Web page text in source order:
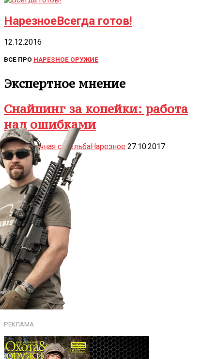
НарезноеВсегда готов!
12.12.2016
ВСЕ ПРО НАРЕЗНОЕ ОРУЖИЕ
Экспертное мнение
Снайпинг за копейки: работа
над ошибками
Высокоточная стрельбаНарезное 27.10.2017
РЕКЛАМА